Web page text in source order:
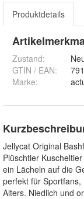
Produktdetails
Zustand:
GTIN / EAN:
Marke:
Jellycat Original
Plüschtier
ein Lächeln auf die
perfekt für
Alters. Niedlich und